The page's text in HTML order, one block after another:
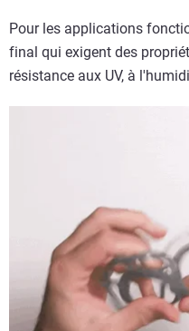
Pour les applications
final qui exigent des
résistance aux UV, à